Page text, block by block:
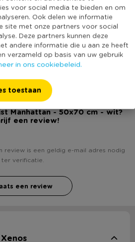
voor social media te bieden en om
Ook delen we informatie
site met onze partners voor social
Deze partners kunnen deze
andere informatie die u aan ze heeft
verzameld op basis van uw gebruik
in ons cookiebeleid.
toestaan
personen, jouw baby of kind, de
andere bijzondere momenten uit het
bewaard blijven en de tand des
Daarom verdienen foto's
alive!
1
40x60 cm, 50x70 cm
Ja
(Nog) geen score
bekend
Manhattan - 50x70 cm - wit?
een review!
review is een geldig e-mail adres nodig
ter verificatie.
een review